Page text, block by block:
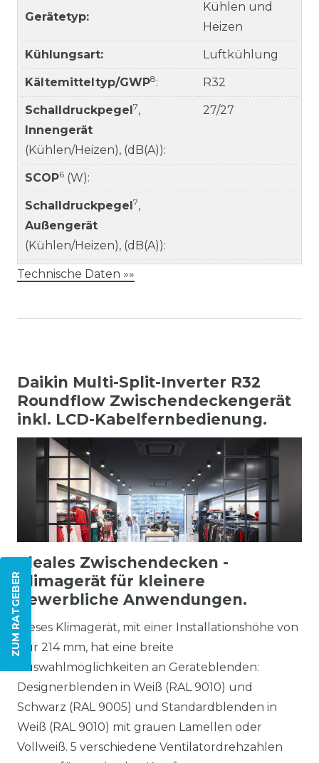
ZUM RATGEBER
Gerätetyp:
Kühlen und
Heizen
Kühlungsart: Luftkühlung
Kältemitteltyp/GWP8: R32
Schalldruckpegel 7,
Innengerät
(Kühlen/Heizen), (dB(A)):
27/27
SCOP6 (W):
Schalldruckpegel 7,
Außengerät
(Kühlen/Heizen), (dB(A)):
Technische Daten »»
Daikin Multi-Split-Inverter R32
Roundflow Zwischendeckengerät
inkl. LCD-Kabelfernbedienung.
Ideales Zwischendecken -
Klimagerät für kleinere
gewerbliche Anwendungen.
Dieses Klimagerät, mit einer Installationshöhe von
nur 214 mm, hat eine breite
Auswahlmöglichkeiten an Geräteblenden:
Designerblenden in Weiß (RAL 9010) und
Schwarz (RAL 9005) und Standardblenden in
Weiß (RAL 9010) mit grauen Lamellen oder
Vollweiß. 5 verschiedene Ventilatordrehzahlen